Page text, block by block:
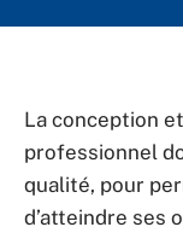
La conception
professionnel
qualité, pour
d’atteindre ses